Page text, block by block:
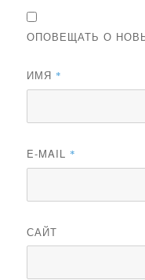
ОПОВЕЩАТЬ О
ИМЯ *
E-MAIL *
САЙТ